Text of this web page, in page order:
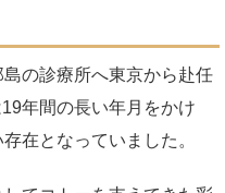
の診療所へ東京から赴任
年間の長い年月をかけ
在となっていました。